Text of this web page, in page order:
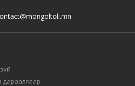
дарааллаар